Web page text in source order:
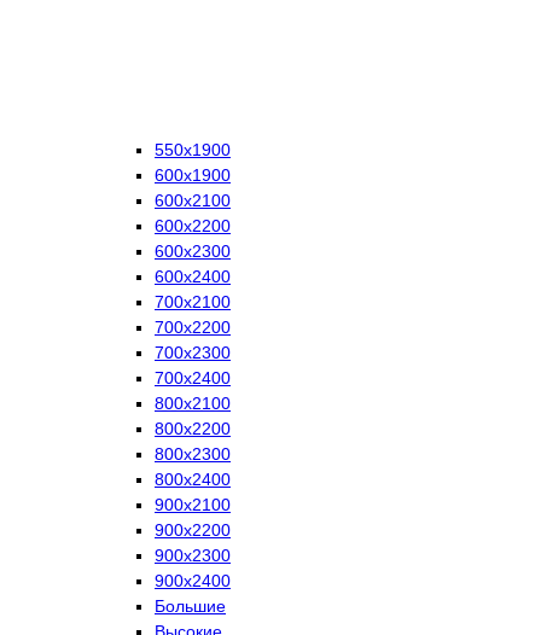
550х1900
600х1900
600х2100
600х2200
600х2300
600х2400
700х2100
700х2200
700х2300
700х2400
800х2100
800х2200
800х2300
800х2400
900х2100
900х2200
900х2300
900х2400
Большие